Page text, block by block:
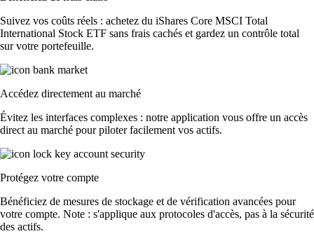
Suivez vos coûts réels : achetez du iShares Core MSCI Total
International Stock ETF sans frais cachés et gardez un contrôle total
sur votre portefeuille.
Accédez directement au marché
Évitez les interfaces complexes : notre application vous offre un accès
direct au marché pour piloter facilement vos actifs.
Protégez votre compte
Bénéficiez de mesures de stockage et de vérification avancées pour
votre compte. Note : s'applique aux protocoles d'accès, pas à la sécurité
des actifs.